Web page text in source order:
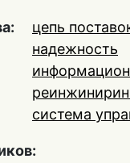
цепь
надежность
система